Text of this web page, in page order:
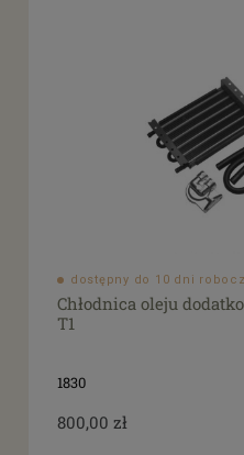
dostępny do 10 dni
Chłodnica oleju
T1
1830
800,00 zł